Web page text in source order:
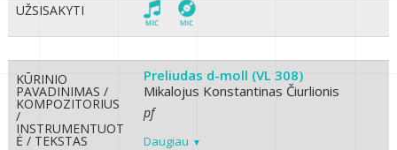
UŽSISAKYTI
KŪRINIO
PAVADINIMAS /
KOMPOZITORIUS
/
INSTRUMENTUOT
Ė / TEKSTAS
Preliudas d-moll (VL 308)
Mikalojus Konstantinas Čiurlionis
pf
Daugiau